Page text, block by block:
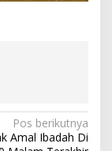
Pos berikutnya
Amal Ibadah Di